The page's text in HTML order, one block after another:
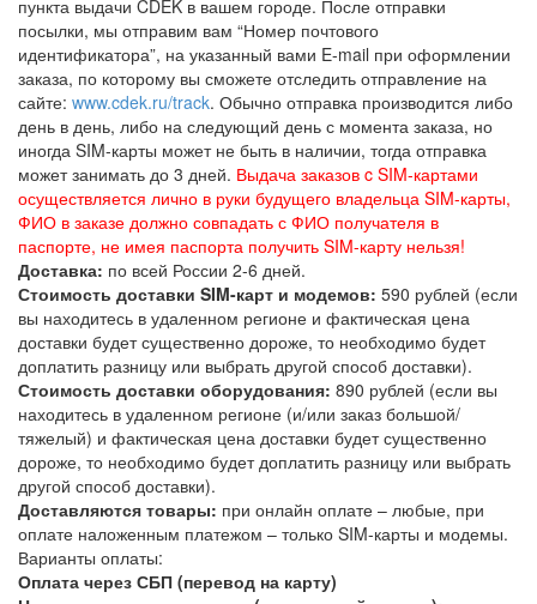
пункта выдачи CDEK в вашем городе. После отправки
посылки, мы отправим вам “Номер почтового
идентификатора”, на указанный вами E-mail при оформлении
заказа, по которому вы сможете отследить отправление на
сайте: www.cdek.ru/track. Обычно отправка производится либо
день в день, либо на следующий день с момента заказа, но
иногда SIM-карты может не быть в наличии, тогда отправка
может занимать до 3 дней. Выдача заказов c SIM-картами
осуществляется лично в руки будущего владельца SIM-карты,
ФИО в заказе должно совпадать с ФИО получателя в
паспорте, не имея паспорта получить SIM-карту нельзя!
Доставка: по всей России 2-6 дней.
Стоимость доставки SIM-карт и модемов: 590 рублей (если
вы находитесь в удаленном регионе и фактическая цена
доставки будет существенно дороже, то необходимо будет
доплатить разницу или выбрать другой способ доставки).
Стоимость доставки оборудования: 890 рублей (если вы
находитесь в удаленном регионе (и/или заказ большой/
тяжелый) и фактическая цена доставки будет существенно
дороже, то необходимо будет доплатить разницу или выбрать
другой способ доставки).
Доставляются товары: при онлайн оплате – любые, при
оплате наложенным платежом – только SIM-карты и модемы.
Варианты оплаты:
Оплата через СБП (перевод на карту)